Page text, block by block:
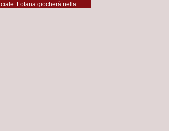
Fofana giocherà nella